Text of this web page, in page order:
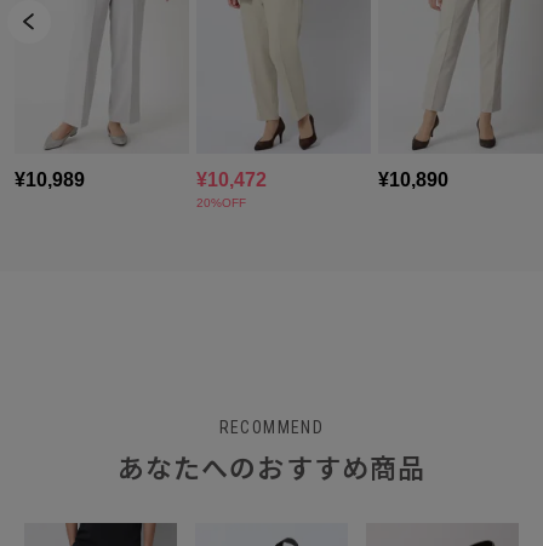
RECOMMEND
あなたへのおすすめ商品